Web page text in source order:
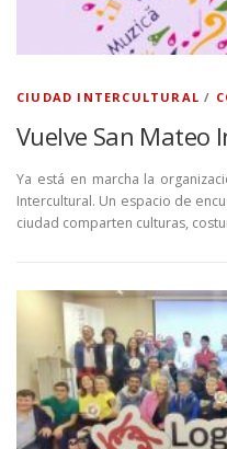
CIUDAD INTERCULTURAL /
Vuelve San Mateo
Ya está en marcha la
Intercultural. Un espacio de
ciudad comparten culturas,